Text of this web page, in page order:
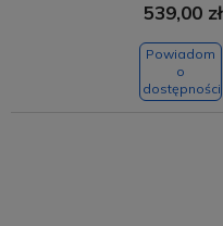
539,00 zł
Powiadom
o
dostępności